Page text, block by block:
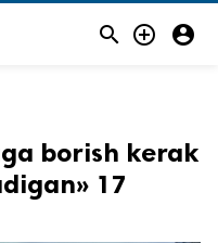
  
borish kerak
17